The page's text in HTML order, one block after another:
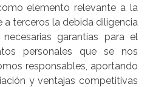
elemento relevante a la
terceros la debida diligencia
garantías para el
personales que se nos
responsables, aportando
y ventajas competitivas